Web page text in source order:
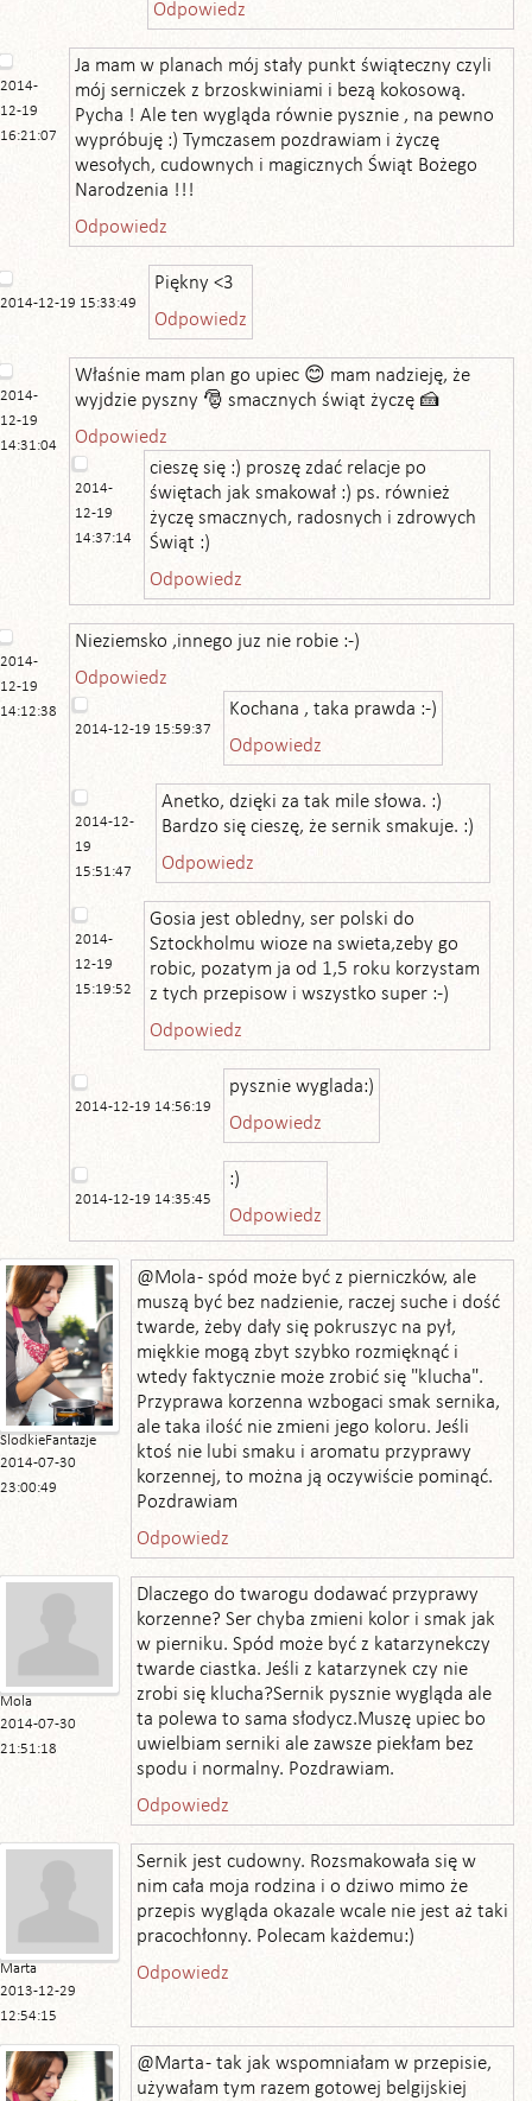
Odpowiedz
2014-
12-19
16:21:07
Ja mam w planach mój stały punkt świąteczny czyli
mój serniczek z brzoskwiniami i bezą kokosową.
Pycha ! Ale ten wygląda równie pysznie , na pewno
wypróbuję :) Tymczasem pozdrawiam i życzę
wesołych, cudownych i magicznych Świąt Bożego
Narodzenia !!!
Odpowiedz
2014-12-19 15:33:49
Piękny <3
Odpowiedz
2014-
12-19
14:31:04
Właśnie mam plan go upiec 😊 mam nadzieję, że
wyjdzie pyszny 🎅 smacznych świąt życzę 🍰
Odpowiedz
2014-
12-19
14:37:14
cieszę się :) proszę zdać relacje po
świętach jak smakował :) ps. również
życzę smacznych, radosnych i zdrowych
Świąt :)
Odpowiedz
2014-
12-19
14:12:38
Nieziemsko ,innego juz nie robie :-)
Odpowiedz
2014-12-19 15:59:37
Kochana , taka prawda :-)
Odpowiedz
2014-12-
19
15:51:47
Anetko, dzięki za tak mile słowa. :)
Bardzo się cieszę, że sernik smakuje. :)
Odpowiedz
2014-
12-19
15:19:52
Gosia jest obledny, ser polski do
Sztockholmu wioze na swieta,zeby go
robic, pozatym ja od 1,5 roku korzystam
z tych przepisow i wszystko super :-)
Odpowiedz
2014-12-19 14:56:19
pysznie wyglada:)
Odpowiedz
2014-12-19 14:35:45
:)
Odpowiedz
SlodkieFantazje
2014-07-30
23:00:49
@Mola - spód może być z pierniczków, ale
muszą być bez nadzienie, raczej suche i dość
twarde, żeby dały się pokruszyc na pył,
miękkie mogą zbyt szybko rozmięknąć i
wtedy faktycznie może zrobić się "klucha".
Przyprawa korzenna wzbogaci smak sernika,
ale taka ilość nie zmieni jego koloru. Jeśli
ktoś nie lubi smaku i aromatu przyprawy
korzennej, to można ją oczywiście pominąć.
Pozdrawiam
Odpowiedz
Mola
2014-07-30
21:51:18
Dlaczego do twarogu dodawać przyprawy
korzenne? Ser chyba zmieni kolor i smak jak
w pierniku. Spód może być z katarzynekczy
twarde ciastka. Jeśli z katarzynek czy nie
zrobi się klucha?Sernik pysznie wygląda ale
ta polewa to sama słodycz.Muszę upiec bo
uwielbiam serniki ale zawsze piekłam bez
spodu i normalny. Pozdrawiam.
Odpowiedz
Marta
2013-12-29
12:54:15
Sernik jest cudowny. Rozsmakowała się w
nim cała moja rodzina i o dziwo mimo że
przepis wygląda okazale wcale nie jest aż taki
pracochłonny. Polecam każdemu:)
Odpowiedz
@Marta - tak jak wspomniałam w przepisie,
używałam tym razem gotowej belgijskiej